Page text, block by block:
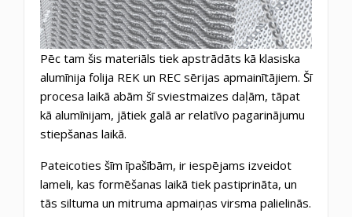
Pēc tam šis materiāls tiek apstrādāts kā klasiska
alumīnija folija REK un REC sērijas apmainītājiem. Šī
procesa laikā abām šī sviestmaizes daļām, tāpat
kā alumīnijam, jātiek galā ar relatīvo pagarinājumu
stiepšanas laikā.
Pateicoties šīm īpašībām, ir iespējams izveidot
lameli, kas formēšanas laikā tiek pastiprināta, un
tās siltuma un mitruma apmaiņas virsma palielinās.